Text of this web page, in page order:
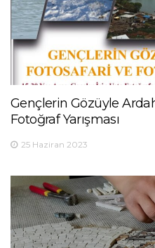
Gençlerin Gözüyle
Fotoğraf Yarışması
25 Haziran 2023